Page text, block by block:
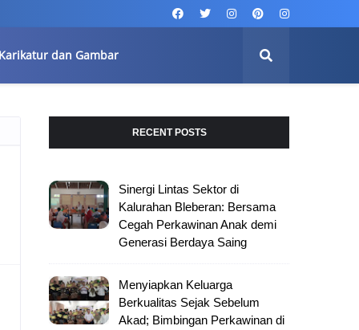
dan Gambar
RECENT POSTS
Sinergi Lintas Sektor di
Kalurahan Bleberan: Bersama
Cegah Perkawinan Anak demi
Generasi Berdaya Saing
Menyiapkan Keluarga
Berkualitas Sejak Sebelum
Akad; Bimbingan Perkawinan di